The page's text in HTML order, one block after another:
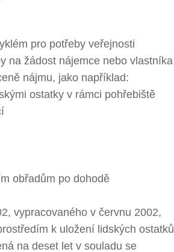
pro potřeby veřejnosti
na žádost nájemce nebo vlastníka
nájmu, jako například:
ostatky v rámci pohřebiště
obřadům po dohodě
vypracovaného v červnu 2002,
k uložení lidských ostatků
na deset let v souladu se